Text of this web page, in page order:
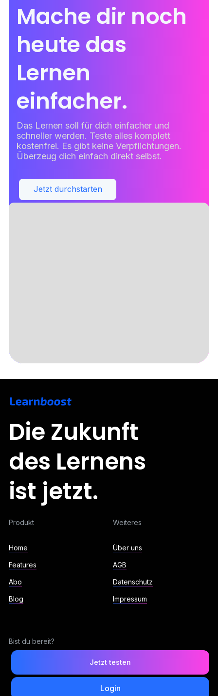
Mache dir noch
heute das
Lernen
einfacher.
Das Lernen soll für dich einfacher und
schneller werden. Teste alles komplett
kostenfrei. Es gibt keine Verpflichtungen.
Überzeug dich einfach direkt selbst.
Jetzt durchstarten
Die Zukunft
des Lernens
ist jetzt.
Produkt
Home
Features
Abo
Blog
Weiteres
Über uns
AGB
Datenschutz
Impressum
Bist du bereit?
Jetzt testen
Login